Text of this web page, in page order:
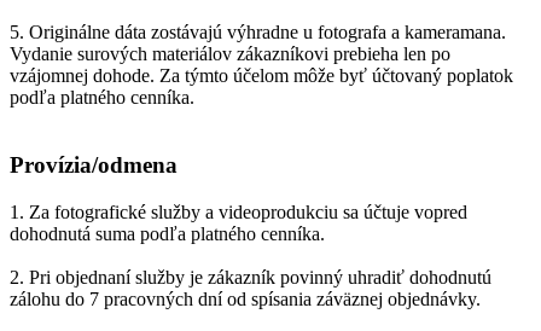
5. Originálne dáta zostávajú výhradne u fotografa a kameramana.
Vydanie surových materiálov zákazníkovi prebieha len po
vzájomnej dohode. Za týmto účelom môže byť účtovaný poplatok
podľa platného cenníka.
Provízia/odmena
1. Za fotografické služby a videoprodukciu sa účtuje vopred
dohodnutá suma podľa platného cenníka.
2. Pri objednaní služby je zákazník povinný uhradiť dohodnutú
zálohu do 7 pracovných dní od spísania záväznej objednávky.